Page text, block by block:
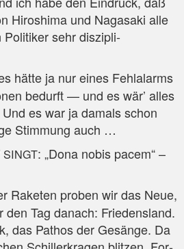
Hiro­shi­ma und Naga­sa­ki alle
Poli­ti­ker sehr dis­zi­pli­
hät­te ja nur eines Fehl­alarms
bedurft — und es wär’ alles
es war ja damals schon
Stim­mung auch …
SINGT: „Dona nobis pacem“ –
Rake­ten pro­ben wir das Neue,
den Tag danach: Frie­dens­land.
das Pathos der Gesän­ge. Da